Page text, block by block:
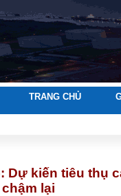
TRANG CHỦ
Dự kiến tiêu thụ
lại